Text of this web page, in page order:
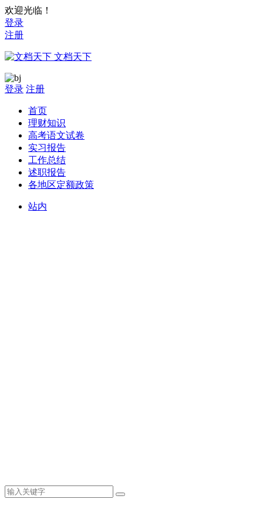
欢迎光临！
登录
注册
文档天下
登录 注册
首页
理财知识
高考语文试卷
实习报告
工作总结
述职报告
各地区定额政策
站内